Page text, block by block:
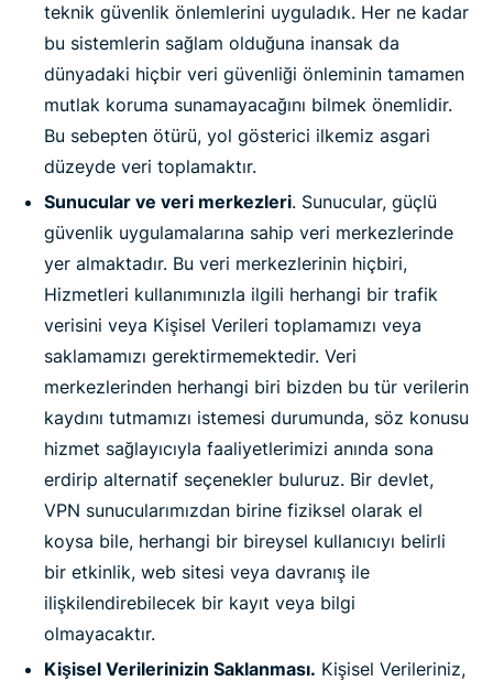
teknik güvenlik önlemlerini uyguladık. Her ne kadar
bu sistemlerin sağlam olduğuna inansak da
dünyadaki hiçbir veri güvenliği önleminin tamamen
mutlak koruma sunamayacağını bilmek önemlidir.
Bu sebepten ötürü, yol gösterici ilkemiz asgari
düzeyde veri toplamaktır.
Sunucular ve veri merkezleri. Sunucular, güçlü
güvenlik uygulamalarına sahip veri merkezlerinde
yer almaktadır. Bu veri merkezlerinin hiçbiri,
Hizmetleri kullanımınızla ilgili herhangi bir trafik
verisini veya Kişisel Verileri toplamamızı veya
saklamamızı gerektirmemektedir. Veri
merkezlerinden herhangi biri bizden bu tür verilerin
kaydını tutmamızı istemesi durumunda, söz konusu
hizmet sağlayıcıyla faaliyetlerimizi anında sona
erdirip alternatif seçenekler buluruz. Bir devlet,
VPN sunucularımızdan birine fiziksel olarak el
koysa bile, herhangi bir bireysel kullanıcıyı belirli
bir etkinlik, web sitesi veya davranış ile
ilişkilendirebilecek bir kayıt veya bilgi
olmayacaktır.
Kişisel Verilerinizin Saklanması. Kişisel Verileriniz,